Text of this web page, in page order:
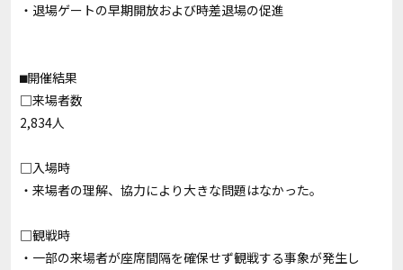
・退場ゲートの早期開放および時差退場の促進
⬛︎開催結果
□来場者数
2,834人
□入場時
・来場者の理解、協力により大きな問題はなかった。
□観戦時
・一部の来場者が座席間隔を確保せず観戦する事象が発生し